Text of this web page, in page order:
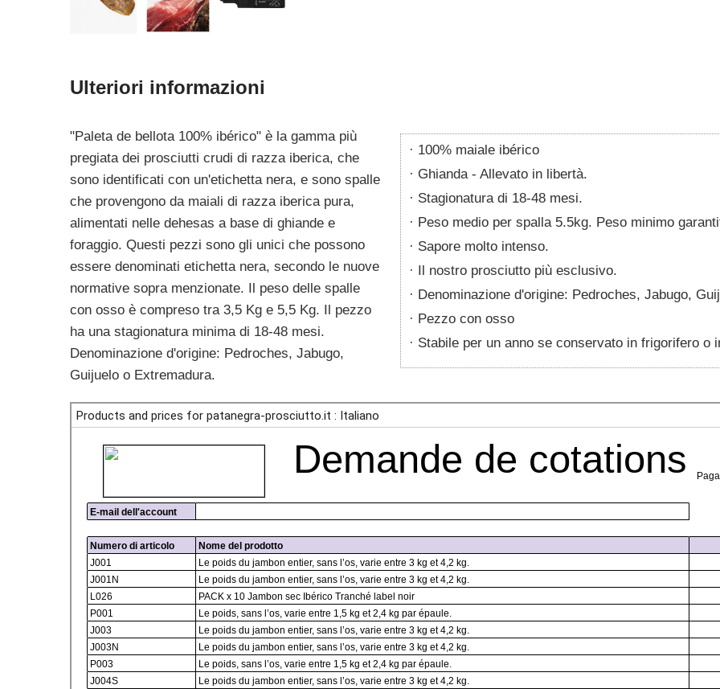
Ulteriori informazioni
100% maiale ibérico
Ghianda - Allevato in libertà.
Stagionatura di 18-48 mesi.
Peso medio per spalla 5.5kg. Peso minimo
Sapore molto intenso.
Il nostro prosciutto più esclusivo.
Denominazione d'origine: Pedroches, Jabugo,
Pezzo con osso
Stabile per un anno se conservato in frigorifero
"Paleta de bellota 100% ibérico" è la gamma più
pregiata dei prosciutti crudi di razza iberica, che
sono identificati con un'etichetta nera, e sono spalle
che provengono da maiali di razza iberica pura,
alimentati nelle dehesas a base di ghiande e
foraggio. Questi pezzi sono gli unici che possono
essere denominati etichetta nera, secondo le nuove
normative sopra menzionate. Il peso delle spalle
con osso è compreso tra 3,5 Kg e 5,5 Kg. Il pezzo
ha una stagionatura minima di 18-48 mesi.
Denominazione d'origine: Pedroches, Jabugo,
Guijuelo o Extremadura.